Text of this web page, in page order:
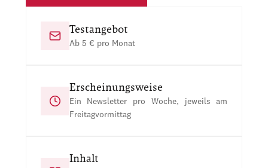
Testangebot
Ab 5 € pro Monat
Erscheinungsweise
Ein Newsletter pro Woche, jeweils am
Freitagvormittag
Inhalt